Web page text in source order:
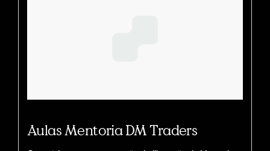
Aulas Mentoria DM Traders